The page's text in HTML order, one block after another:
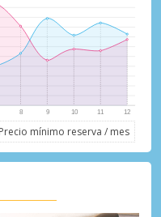
Precio mínimo reserva / mes
de nuestros